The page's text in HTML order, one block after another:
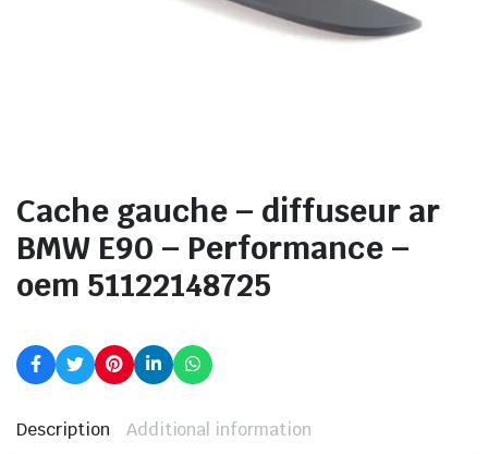
Cache gauche – diffuseur ar
BMW E90 – Performance –
oem 51122148725
Description Additional information